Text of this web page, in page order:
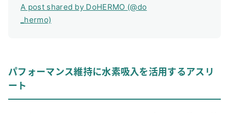
A post shared by DoHERMO (@do
_hermo)
パフォーマンス維持に水素吸入を活用するアスリ
ート